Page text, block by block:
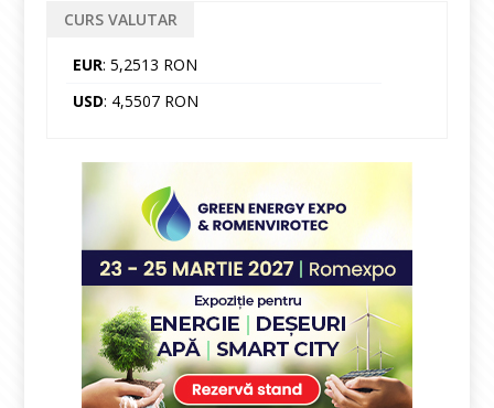
CURS VALUTAR
EUR: 5,2513 RON
USD: 4,5507 RON